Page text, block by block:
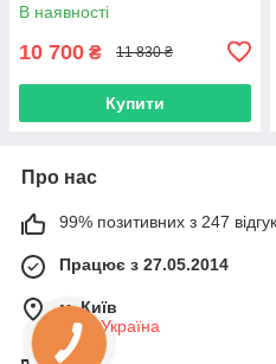
В наявності
10 700 ₴ 11 830 ₴
Купити
Про нас
99% позитивних з 247
Працює з 27.05.2014
м. Київ
Київ, Україна